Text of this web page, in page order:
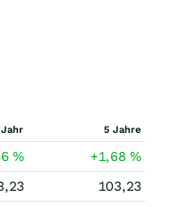
5 Jahre
% +1,68%
103,23